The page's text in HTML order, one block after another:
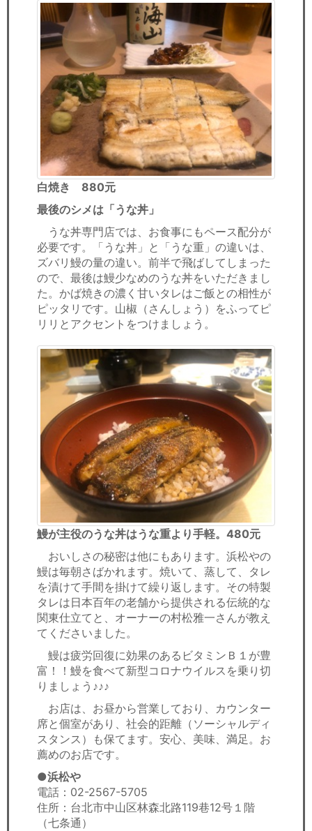
白焼き 880元
最後のシメは「うな丼」
うな丼専門店では、お食事にもペース配分が
必要です。「うな丼」と「うな重」の違いは、
ズバリ鰻の量の違い。前半で飛ばしてしまった
ので、最後は鰻少なめのうな丼をいただきまし
た。かば焼きの濃く甘いタレはご飯との相性が
ピッタリです。山椒（さんしょう）をふってピ
リリとアクセントをつけましょう。
鰻が主役のうな丼はうな重より手軽。480元
おいしさの秘密は他にもあります。浜松やの
鰻は毎朝さばかれます。焼いて、蒸して、タレ
を漬けて手間を掛けて繰り返します。その特製
タレは日本百年の老舗から提供される伝統的な
関東仕立てと、オーナーの村松雅一さんが教え
てくださいました。
鰻は疲労回復に効果のあるビタミンＢ１が豊
富！！鰻を食べて新型コロナウイルスを乗り切
りましょう♪♪♪
お店は、お昼から営業しており、カウンター
席と個室があり、社会的距離（ソーシャルディ
スタンス）も保てます。安心、美味、満足。お
薦めのお店です。
●浜松や
電話：02-2567-5705
住所：台北市中山区林森北路119巷12号１階
（七条通）